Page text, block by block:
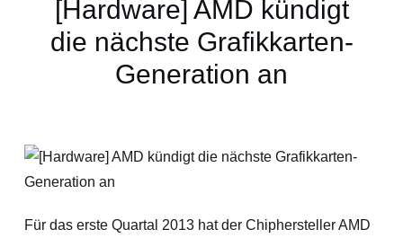
[Hardware] AMD kündigt
die nächste Grafikkarten-
Generation an
Für das erste Quartal 2013 hat der Chiphersteller AMD